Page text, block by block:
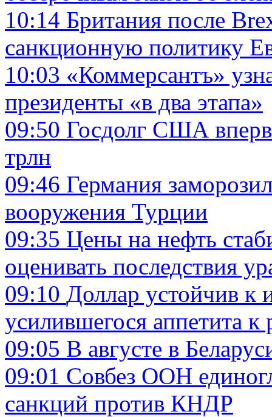
10:14 Британия после
санкционную политику
10:03 «Коммерсантъ»
президенты «в два этапа»
09:50 Госдолг США
трлн
09:46 Германия
вооружения Турции
09:35 Цены на нефть
оценивать последствия
09:10 Доллар устойчив к
усилившегося аппетита к
09:05 В августе в
09:01 Совбез ООН
санкций против КНДР